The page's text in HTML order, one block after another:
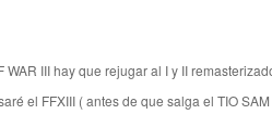
WAR III hay que rejugar al I y II
el FFXIII ( antes de que salga el TIO